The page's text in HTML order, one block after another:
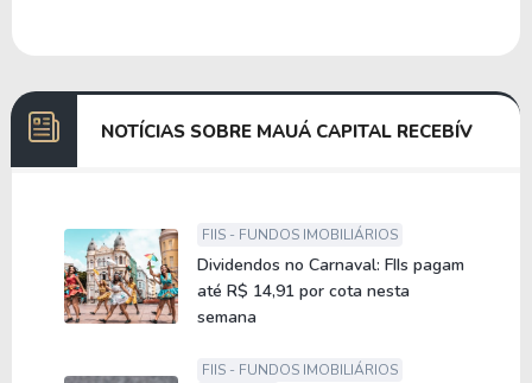
NOTÍCIAS SOBRE MAUÁ CAPITAL RECEBÍV
FIIS - FUNDOS IMOBILIÁRIOS
Dividendos no Carnaval: FIIs pagam
até R$ 14,91 por cota nesta
semana
FIIS - FUNDOS IMOBILIÁRIOS